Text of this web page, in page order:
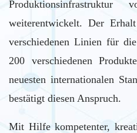
Produktionsinfrastruktur
weiterentwickelt. Der
verschiedenen Linien für
200 verschiedenen
neuesten internationalen
bestätigt diesen Anspruch.
Mit Hilfe kompetenter,